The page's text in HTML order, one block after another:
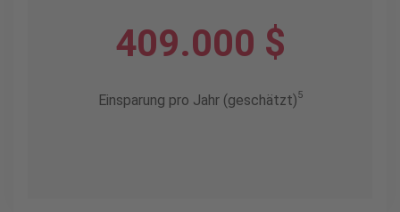
409.000 $
Einsparung pro Jahr (geschätzt)5